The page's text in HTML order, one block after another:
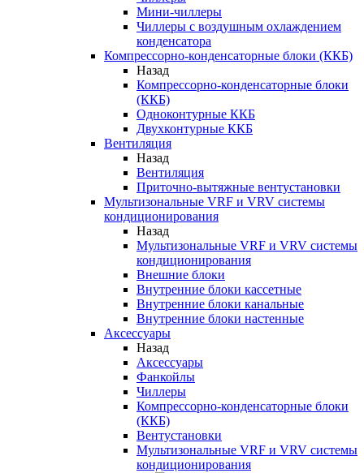
Мини-чиллеры
Чиллеры с воздушным охлаждением
конденсатора
Компрессорно-конденсаторные блоки (ККБ)
Назад
Компрессорно-конденсаторные блоки
(ККБ)
Одноконтурные ККБ
Двухконтурные ККБ
Вентиляция
Назад
Вентиляция
Приточно-вытяжные вентустановки
Мультизональные VRF и VRV системы
кондиционирования
Назад
Мультизональные VRF и VRV системы
кондиционирования
Внешние блоки
Внутренние блоки кассетные
Внутренние блоки канальные
Внутренние блоки настенные
Аксессуары
Назад
Аксессуары
Фанкойлы
Чиллеры
Компрессорно-конденсаторные блоки
(ККБ)
Вентустановки
Мультизональные VRF и VRV системы
кондиционирования